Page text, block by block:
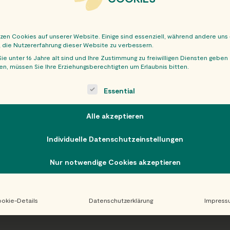
Cookies auf unserer Website. Einige sind essenziell, während andere uns
Nutzererfahrung dieser Website zu verbessern.
unter 16 Jahre alt sind und Ihre Zustimmung zu freiwilligen Diensten geben
müssen Sie Ihre Erziehungsberechtigten um Erlaubnis bitten.
is a list of service groups for which consent can be
Essential
Alle akzeptieren
Individuelle Datenschutzeinstellungen
Nur notwendige Cookies akzeptieren
Details Datenschutzerklärung